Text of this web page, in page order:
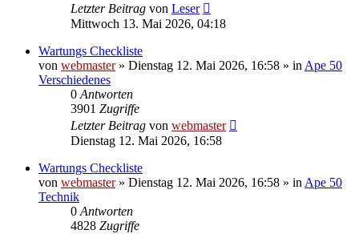
Letzter Beitrag von Leser
Mittwoch 13. Mai 2026, 04:18
Wartungs Checkliste
von webmaster» Dienstag 12. Mai 2026, 16:58 » in Ape 50
Verschiedenes
0 Antworten
3901 Zugriffe
Letzter Beitrag von webmaster
Dienstag 12. Mai 2026, 16:58
Wartungs Checkliste
von webmaster» Dienstag 12. Mai 2026, 16:58 » in Ape 50
Technik
0 Antworten
4828 Zugriffe